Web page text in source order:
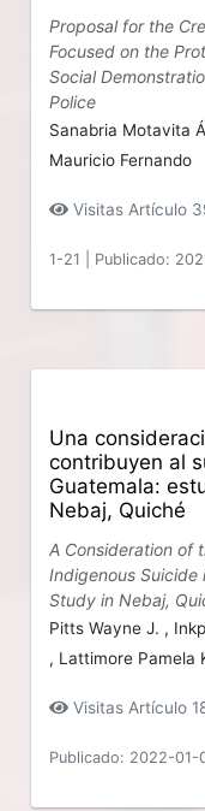
Proposal for the
Focused on the
Social
Police
Sanabria Motavita
Mauricio Fernando
Visitas Artículo
1-21 Publicado:
Una
contribuyen al
Guatemala:
Nebaj, Quiché
A Consideration of
Indigenous Suicide
Study in Nebaj,
Pitts Wayne J. ,
, Lattimore Pamela
Visitas Artículo
Publicado: 2022-01-